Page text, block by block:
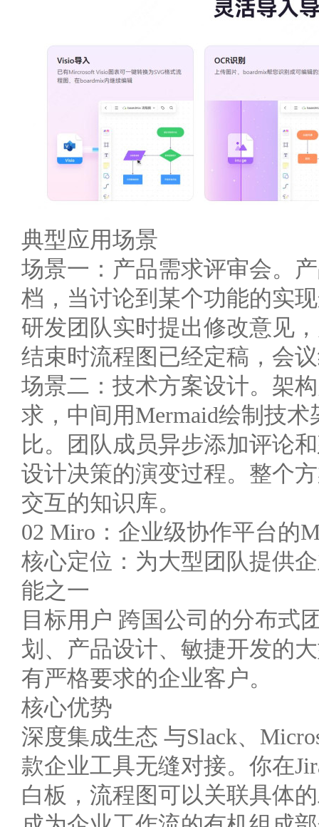
典型应用场景
场景一：产品需求评审会。
档，当讨论到某个功能的实
研发团队实时提出修改意见
结束时流程图已经定稿，会
场景二：技术方案设计。架
求，中间用Mermaid绘制技
比。团队成员异步添加评论
设计决策的演变过程。整个
交互的知识库。
02 Miro：企业级协作平台的
核心定位：为大型团队提供
能之一
目标用户 跨国公司的分布式
划、产品设计、敏捷开发的
有严格要求的企业客户。
核心优势
深度集成生态 与Slack、
款企业工具无缝对接。你在
白板，流程图可以关联具体